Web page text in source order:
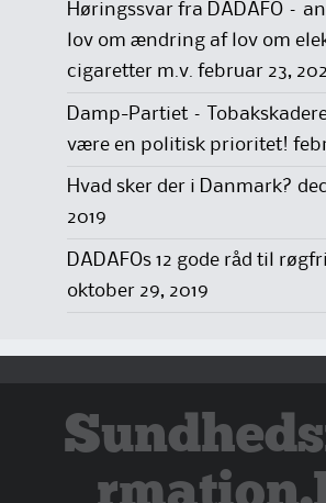
Høringssvar fra DADAFO –
lov om ændring af lov om
cigaretter m.v. februar 23,
Damp-Partiet –
være en politisk prioritet!
Hvad sker der i Danmark?
2019
DADAFOs 12 gode råd til
oktober 29, 2019